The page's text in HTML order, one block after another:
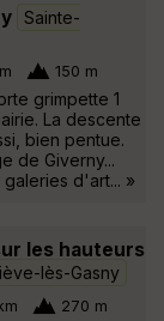
Sainte-
150 m
grimpette 1
La descente
bien pentue.
de Giverny...
d'art... »
les hauteurs
lès-Gasny
270 m